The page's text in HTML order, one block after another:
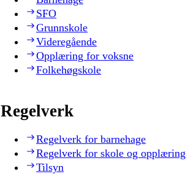
SFO
Grunnskole
Videregående
Opplæring for voksne
Folkehøgskole
Regelverk
Regelverk for barnehage
Regelverk for skole og opplæring
Tilsyn